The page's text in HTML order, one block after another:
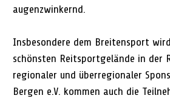
augenzwinkernd.
Insbesondere dem Breitensport
schönsten Reitsportgelände in der
regionaler und überregionaler
Bergen e.V. kommen auch die